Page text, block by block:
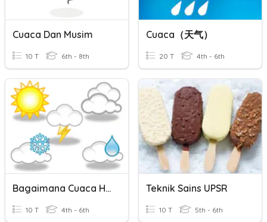
Cuaca Dan Musim
10 T 6th - 8th
Cuaca（天气）
20 T 4th - 6th
Bagaimana Cuaca Hari Ini?
10 T 4th - 6th
Teknik Sains UPSR
10 T 5th - 6th